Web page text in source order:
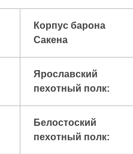
Корпус барона
Сакена
Ярославский
пехотный полк:
Белостоский
пехотный полк: